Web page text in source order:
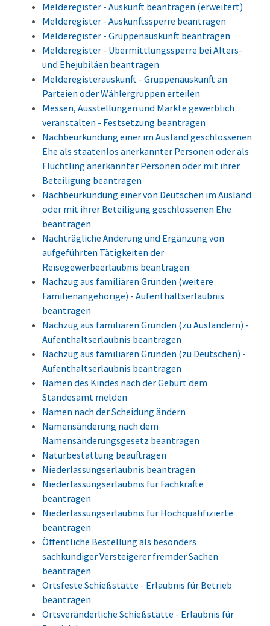
Melderegister - Auskunft beantragen (erweitert)
Melderegister - Auskunftssperre beantragen
Melderegister - Gruppenauskunft beantragen
Melderegister - Übermittlungssperre bei Alters-
und Ehejubiläen beantragen
Melderegisterauskunft - Gruppenauskunft an
Parteien oder Wählergruppen erteilen
Messen, Ausstellungen und Märkte gewerblich
veranstalten - Festsetzung beantragen
Nachbeurkundung einer im Ausland geschlossenen
Ehe als staatenlos anerkannter Personen oder als
Flüchtling anerkannter Personen oder mit ihrer
Beteiligung beantragen
Nachbeurkundung einer von Deutschen im Ausland
oder mit ihrer Beteiligung geschlossenen Ehe
beantragen
Nachträgliche Änderung und Ergänzung von
aufgeführten Tätigkeiten der
Reisegewerbeerlaubnis beantragen
Nachzug aus familiären Gründen (weitere
Familienangehörige) - Aufenthaltserlaubnis
beantragen
Nachzug aus familiären Gründen (zu Ausländern) -
Aufenthaltserlaubnis beantragen
Nachzug aus familiären Gründen (zu Deutschen) -
Aufenthaltserlaubnis beantragen
Namen des Kindes nach der Geburt dem
Standesamt melden
Namen nach der Scheidung ändern
Namensänderung nach dem
Namensänderungsgesetz beantragen
Naturbestattung beauftragen
Niederlassungserlaubnis beantragen
Niederlassungserlaubnis für Fachkräfte
beantragen
Niederlassungserlaubnis für Hochqualifizierte
beantragen
Öffentliche Bestellung als besonders
sachkundiger Versteigerer fremder Sachen
beantragen
Ortsfeste Schießstätte - Erlaubnis für Betrieb
beantragen
Ortsveränderliche Schießstätte - Erlaubnis für